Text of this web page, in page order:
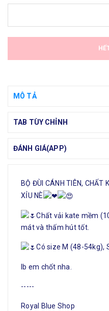
MÔ TẢ
TAB TÙY CHỈNH
ĐÁNH GIÁ(APP)
BỘ ĐÙI CÁNH TIÊN, CHẤT
XỈU NÈ
Chất vải kate mềm
mát và thấm hút tốt.
Có size M (48-54kg),
Ib em chốt nha.
-----
Royal Blue Shop